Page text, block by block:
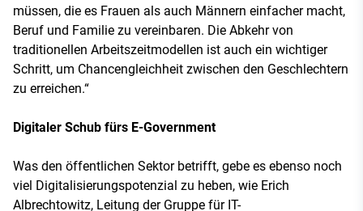
müssen, die es Frauen als auch Männern einfacher macht,
Beruf und Familie zu vereinbaren. Die Abkehr von
traditionellen Arbeitszeitmodellen ist auch ein wichtiger
Schritt, um Chancengleichheit zwischen den Geschlechtern
zu erreichen.“
Digitaler Schub fürs E-Government
Was den öffentlichen Sektor betrifft, gebe es ebenso noch
viel Digitalisierungspotenzial zu heben, wie Erich
Albrechtowitz, Leitung der Gruppe für IT-